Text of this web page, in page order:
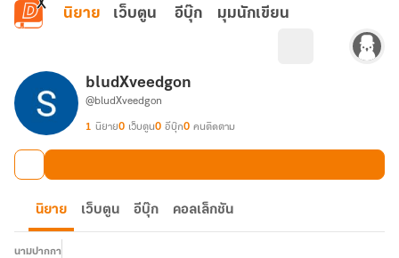
ข้ามไปยังเนื้อหาหลัก
นิยาย เว็บตูน อีบุ๊ก มุมนักเขียน
bludXveedgon
@bludXveedgon
1 นิยาย0 เว็บตูน0 อีบุ๊ก0 คนติดตาม
นิยาย เว็บตูน อีบุ๊ก คอลเล็กชัน
นามปากกา